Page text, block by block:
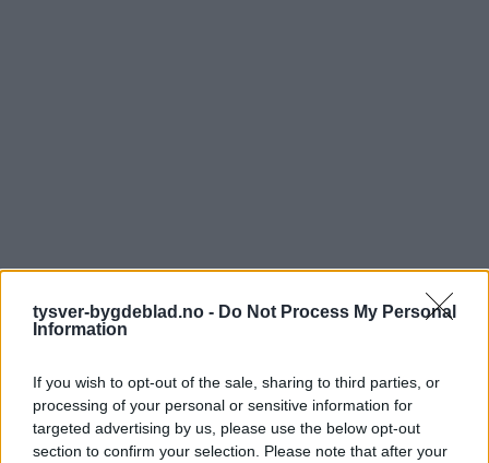
tysver-bygdeblad.no - Do Not Process My Personal
Information
If you wish to opt-out of the sale, sharing to third parties, or
processing of your personal or sensitive information for
targeted advertising by us, please use the below opt-out
section to confirm your selection. Please note that after your